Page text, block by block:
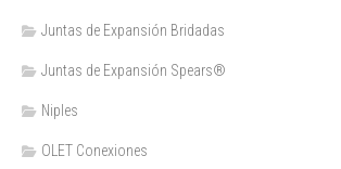
Juntas de Expansión Bridadas
Juntas de Expansión Spears®
Niples
OLET Conexiones